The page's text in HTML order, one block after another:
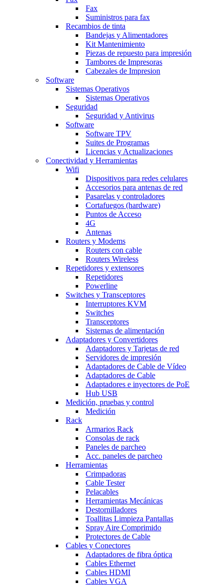
Fax
Suministros para fax
Recambios de tinta
Bandejas y Alimentadores
Kit Mantenimiento
Piezas de repuesto para impresión
Tambores de Impresoras
Cabezales de Impresion
Software
Sistemas Operativos
Sistemas Operativos
Seguridad
Seguridad y Antivirus
Software
Software TPV
Suites de Programas
Licencias y Actualizaciones
Conectividad y Herramientas
Wifi
Dispositivos para redes celulares
Accesorios para antenas de red
Pasarelas y controladores
Cortafuegos (hardware)
Puntos de Acceso
4G
Antenas
Routers y Modems
Routers con cable
Routers Wireless
Repetidores y extensores
Repetidores
Powerline
Switches y Transceptores
Interruptores KVM
Switches
Transceptores
Sistemas de alimentación
Adaptadores y Convertidores
Adaptadores y Tarjetas de red
Servidores de impresión
Adaptadores de Cable de Vídeo
Adaptadores de Cable
Adaptadores e inyectores de PoE
Hub USB
Medición, pruebas y control
Medición
Rack
Armarios Rack
Consolas de rack
Paneles de parcheo
Acc. paneles de parcheo
Herramientas
Crimpadoras
Cable Tester
Pelacables
Herramientas Mecánicas
Destornilladores
Toallitas Limpieza Pantallas
Spray Aire Comprimido
Protectores de Cable
Cables y Conectores
Adaptadores de fibra óptica
Cables Ethernet
Cables HDMI
Cables VGA